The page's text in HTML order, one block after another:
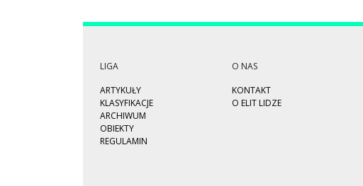
LIGA
ARTYKUŁY
KLASYFIKACJE
ARCHIWUM
OBIEKTY
REGULAMIN
O NAS
KONTAKT
O ELIT LIDZE